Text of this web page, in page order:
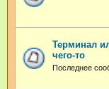
Терминал
чего-то
Последнее